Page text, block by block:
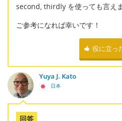
second, thirdly を使っても言えま
ご参考になれば幸いです！
役に立っ
Yuya J. Kato
日本
回答